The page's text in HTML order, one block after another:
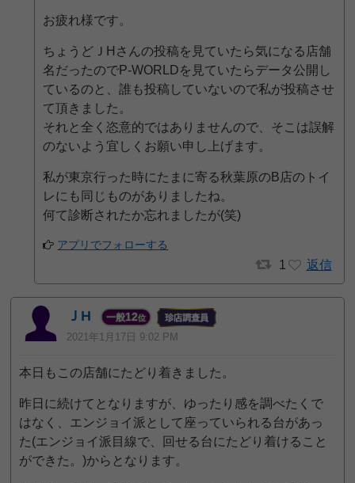
お疲れ様です。
ちょうどＪHさんの投稿を見ていたら気になる店舗
名だったのでP-WORLDを見ていたらデータ公開し
ているのと、誰も投稿していないので私が投稿させ
て頂きました。
それと全く恣意的ではありませんので、そこは誤解
のないよう宜しくお願い申し上げます。
私が東京行った時にたまに寄る秋葉原のB店のトイ
レにも同じものがありましたね。
何て診断されたか忘れましたが(笑)
アプリでフォローする
1 返信
ＪH 一般12位
2021年1月17日 9:02 PM
本日もこの店舗にたどり着きました。
昨日に続けてとなりますが、ゆったり感を調べたくで
はなく、エンジョイ派として座っていられる台があっ
た(エンジョイ派目線で、回せる台にたどり着けること
ができた。)からとなります。